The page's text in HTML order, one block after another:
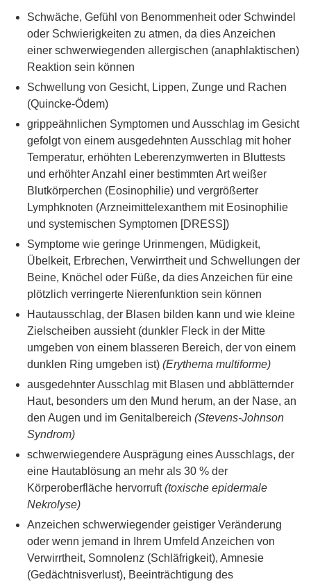
Schwäche, Gefühl von Benommenheit oder Schwindel
oder Schwierigkeiten zu atmen, da dies Anzeichen
einer schwerwiegenden allergischen (anaphlaktischen)
Reaktion sein können
Schwellung von Gesicht, Lippen, Zunge und Rachen
(Quincke-Ödem)
grippeähnlichen Symptomen und Ausschlag im Gesicht
gefolgt von einem ausgedehnten Ausschlag mit hoher
Temperatur, erhöhten Leberenzymwerten in Bluttests
und erhöhter Anzahl einer bestimmten Art weißer
Blutkörperchen (Eosinophilie) und vergrößerter
Lymphknoten (Arzneimittelexanthem mit Eosinophilie
und systemischen Symptomen [DRESS])
Symptome wie geringe Urinmengen, Müdigkeit,
Übelkeit, Erbrechen, Verwirrtheit und Schwellungen der
Beine, Knöchel oder Füße, da dies Anzeichen für eine
plötzlich verringerte Nierenfunktion sein können
Hautausschlag, der Blasen bilden kann und wie kleine
Zielscheiben aussieht (dunkler Fleck in der Mitte
umgeben von einem blasseren Bereich, der von einem
dunklen Ring umgeben ist) (Erythema multiforme)
ausgedehnter Ausschlag mit Blasen und abblätternder
Haut, besonders um den Mund herum, an der Nase, an
den Augen und im Genitalbereich (Stevens-Johnson
Syndrom)
schwerwiegendere Ausprägung eines Ausschlags, der
eine Hautablösung an mehr als 30 % der
Körperoberfläche hervorruft(toxische epidermale
Nekrolyse)
Anzeichen schwerwiegender geistiger Veränderung
oder wenn jemand in Ihrem Umfeld Anzeichen von
Verwirrtheit, Somnolenz (Schläfrigkeit), Amnesie
(Gedächtnisverlust), Beeinträchtigung des